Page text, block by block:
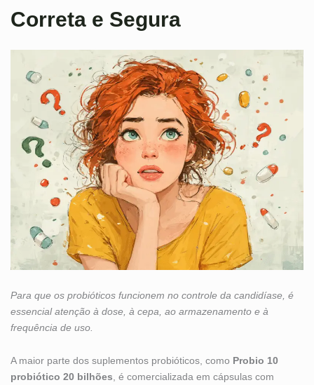
Correta e Segura
Para que os probióticos funcionem no controle da candidíase, é
essencial atenção à dose, à cepa, ao armazenamento e à
frequência de uso.
A maior parte dos suplementos probióticos, como Probio 10
probiótico 20 bilhões, é comercializada em cápsulas com